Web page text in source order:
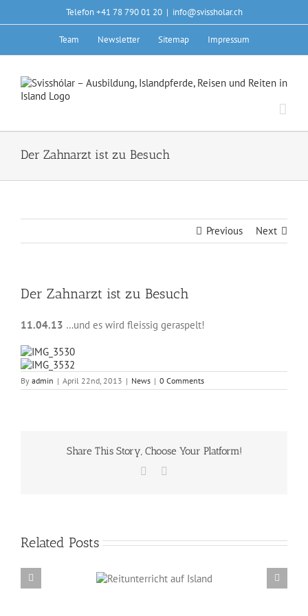
Telefon +41 78 790 01 20 | info@svissholar.ch
Team Newsletter Sitemap Impressum
Der Zahnarzt ist zu Besuch
Previous Next
Der Zahnarzt ist zu Besuch
11.04.13 …und es wird fleissig geraspelt!
By admin | April 22nd, 2013 | News | 0 Comments
Share This Story, Choose Your Platform!
Facebook
Related Posts
auf
Erzählabende mit Eve Barmettler und Ewald